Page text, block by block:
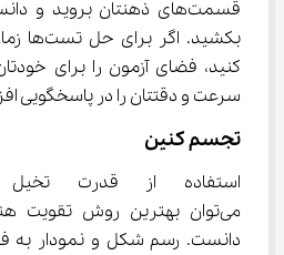
بکشید.
سرعت و دقتتان را در پاسخگویی
تجسم کنین
می‌توان بهترین روش تقویت
دانست. رسم شکل و نمودار به